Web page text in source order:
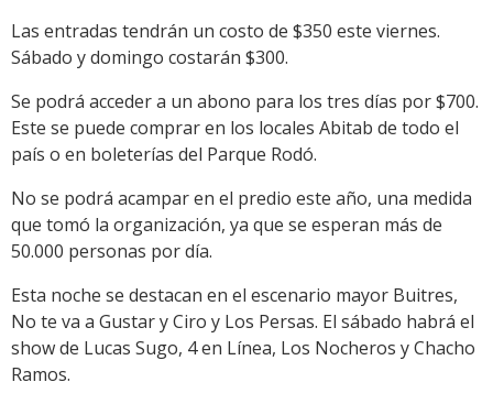
Las entradas tendrán un costo de $350 este viernes.
Sábado y domingo costarán $300.
Se podrá acceder a un abono para los tres días por $700.
Este se puede comprar en los locales Abitab de todo el
país o en boleterías del Parque Rodó.
No se podrá acampar en el predio este año, una medida
que tomó la organización, ya que se esperan más de
50.000 personas por día.
Esta noche se destacan en el escenario mayor Buitres,
No te va a Gustar y Ciro y Los Persas. El sábado habrá el
show de Lucas Sugo, 4 en Línea, Los Nocheros y Chacho
Ramos.